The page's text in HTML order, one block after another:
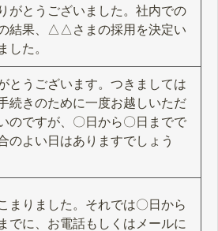
がとうございました。社内での
結果、△△さまの採用を決定い
した。
とうございます。つきましては
続きのために一度お越しいただ
のですが、〇日から〇日までで
のよい日はありますでしょう
まりました。それでは〇日から
でに、お電話もしくはメールに